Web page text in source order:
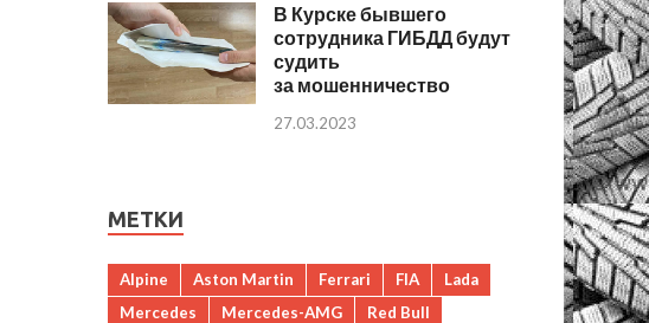
В Курске бывшего
сотрудника ГИБДД будут
судить
за мошенничество
27.03.2023
МЕТКИ
Alpine Aston Martin Ferrari FIA
Lada
Mercedes
Mercedes-AMG
Red Bull